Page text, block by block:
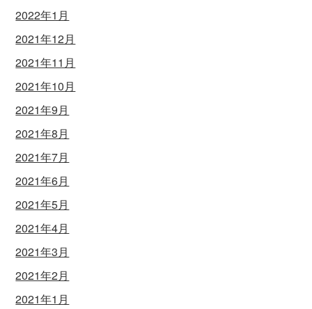
2022年1月
2021年12月
2021年11月
2021年10月
2021年9月
2021年8月
2021年7月
2021年6月
2021年5月
2021年4月
2021年3月
2021年2月
2021年1月